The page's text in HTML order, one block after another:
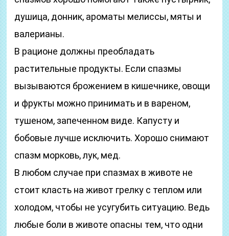
душица, донник, ароматы мелиссы, мяты и
валерианы.
В рационе должны преобладать
растительные продукты. Если спазмы
вызываются брожением в кишечнике, овощи
и фрукты можно принимать и в вареном,
тушеном, запеченном виде. Капусту и
бобовые лучше исключить. Хорошо снимают
спазм морковь, лук, мед.
В любом случае при спазмах в животе не
стоит класть на живот грелку с теплом или
холодом, чтобы не усугубить ситуацию. Ведь
любые боли в животе опасны тем, что одни